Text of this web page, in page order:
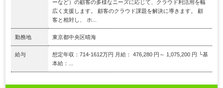
ーなど）の顧客の多様なニーズに応じて、クラウド利活用を幅
広く支援します。 顧客のクラウド課題を解決に導きます。 顧
客と相対し、 ホ...
勤務地 東京都中央区晴海
給与
想定年収：714-1612万円 月給： 476,280 円～ 1,075,200 円 └基
本給：...